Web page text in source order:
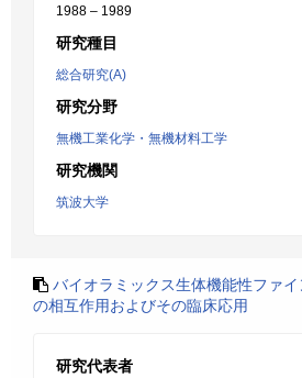
1988 – 1989
研究種目
総合研究(A)
研究分野
無機工業化学・無機材料工学
研究機関
筑波大学
バイオラミックス生体機能性ファ
の相互作用およびその臨床応用
研究代表者